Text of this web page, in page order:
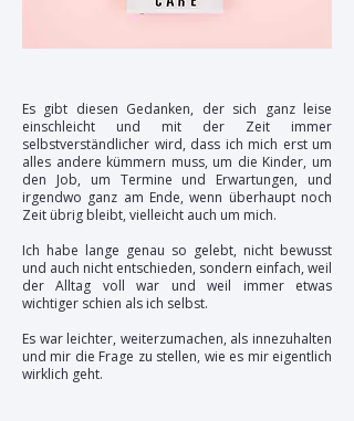
Es gibt diesen Gedanken, der sich ganz leise
einschleicht und mit der Zeit immer
selbstverständlicher wird, dass ich mich erst um
alles andere kümmern muss, um die Kinder, um
den Job, um Termine und Erwartungen, und
irgendwo ganz am Ende, wenn überhaupt noch
Zeit übrig bleibt, vielleicht auch um mich.
Ich habe lange genau so gelebt, nicht bewusst
und auch nicht entschieden, sondern einfach, weil
der Alltag voll war und weil immer etwas
wichtiger schien als ich selbst.
Es war leichter, weiterzumachen, als innezuhalten
und mir die Frage zu stellen, wie es mir eigentlich
wirklich geht.